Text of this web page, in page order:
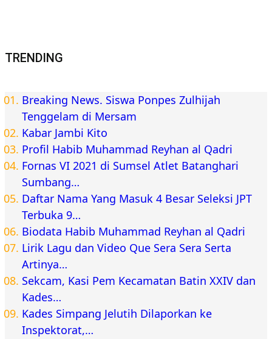
TRENDING
Breaking News. Siswa Ponpes Zulhijah
Tenggelam di Mersam
Kabar Jambi Kito
Profil Habib Muhammad Reyhan al Qadri
Fornas VI 2021 di Sumsel Atlet Batanghari
Sumbang…
Daftar Nama Yang Masuk 4 Besar Seleksi JPT
Terbuka 9…
Biodata Habib Muhammad Reyhan al Qadri
Lirik Lagu dan Video Que Sera Sera Serta
Artinya…
Sekcam, Kasi Pem Kecamatan Batin XXIV dan
Kades…
Kades Simpang Jelutih Dilaporkan ke
Inspektorat,…